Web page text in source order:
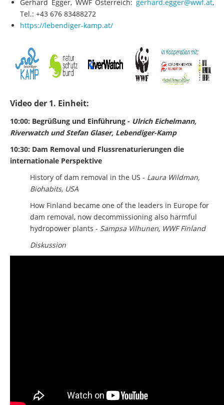
Gerhard Egger, WWF Österreich: gerhard.egger@wwf.at,
Tel.: +43 676 83488272
https://lebendiger-kamp.at/
Video der 1. Einheit:
10:00: Begrüßung und Einführung - Ulrich Eichelmann,
Riverwatch und Stefan Glaser, Lebendiger-Kamp
10:30: Dam Removal und Flussrenaturierungen die
internationale Perspektive
History of dam removal in the US - Laura Wildman,
Biohabits, USA
How Finland became one of the leaders in Europe for
dam removal, now decommissioning also harmful
hydropower plants - Sampsa Vilhunen, WWF Finland
Diskussion